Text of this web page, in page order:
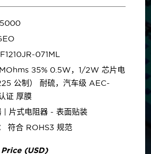
5000
071ML
±5% 0.5W，1/2W 芯片电
公制） 耐硫，汽车级 AEC-
证 厚膜
| 片式电阻器 - 表面贴装
符合 ROHS3 规范
(USD)